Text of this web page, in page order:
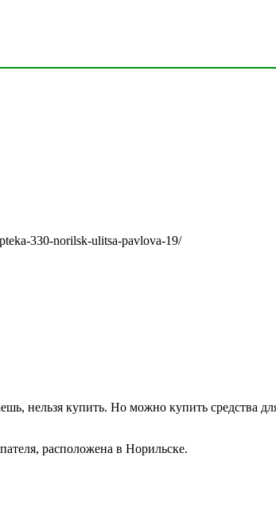
330-norilsk-ulitsa-pavlova-19/
нельзя купить. Но можно купить средства
расположена в Норильске.